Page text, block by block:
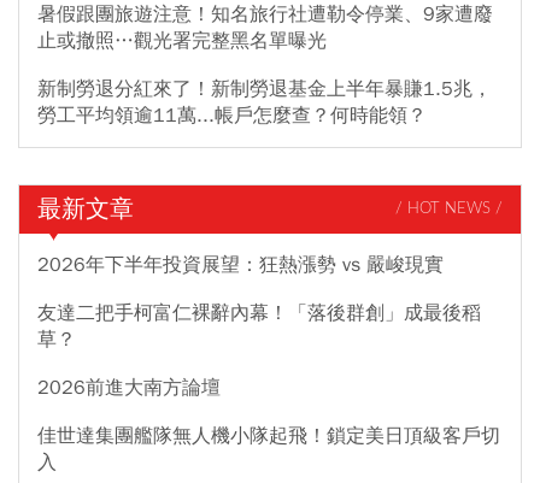
暑假跟團旅遊注意！知名旅行社遭勒令停業、9家遭廢
止或撤照…觀光署完整黑名單曝光
新制勞退分紅來了！新制勞退基金上半年暴賺1.5兆，
勞工平均領逾11萬...帳戶怎麼查？何時能領？
最新文章 / HOT NEWS /
2026年下半年投資展望：狂熱漲勢 vs 嚴峻現實
友達二把手柯富仁裸辭內幕！「落後群創」成最後稻
草？
2026前進大南方論壇
佳世達集團艦隊無人機小隊起飛！鎖定美日頂級客戶切
入